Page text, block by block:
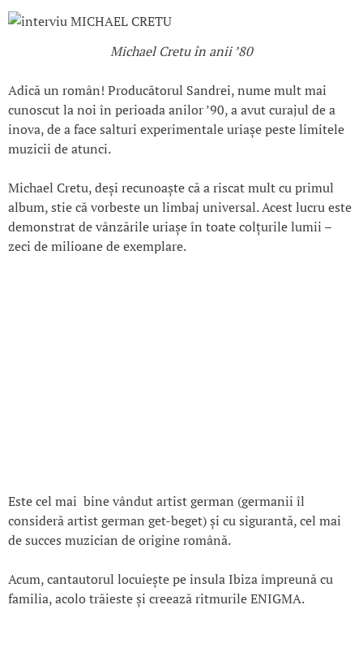
Michael Cretu în anii ’80
Adică un român! Producătorul Sandrei, nume mult mai
cunoscut la noi în perioada anilor ’90, a avut curajul de a
inova, de a face salturi experimentale uriașe peste limitele
muzicii de atunci.
Michael Cretu, deși recunoaște că a riscat mult cu primul
album, stie că vorbeste un limbaj universal. Acest lucru este
demonstrat de vânzările uriașe în toate colțurile lumii –
zeci de milioane de exemplare.
Este cel mai bine vândut artist german (germanii îl
consideră artist german get-beget) și cu sigurantă, cel mai
de succes muzician de origine română.
Acum, cantautorul locuiește pe insula Ibiza împreună cu
familia, acolo trăieste și creează ritmurile ENIGMA.